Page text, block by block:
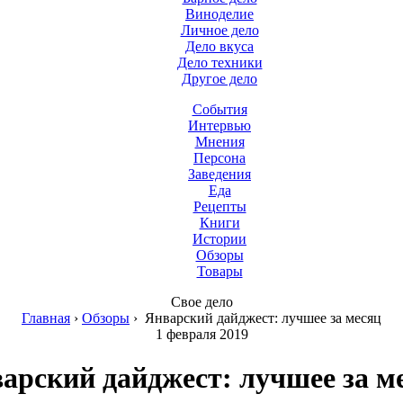
Виноделие
Личное дело
Дело вкуса
Дело техники
Другое дело
События
Интервью
Мнения
Персона
Заведения
Еда
Рецепты
Книги
Истории
Обзоры
Товары
Свое дело
Главная › Обзоры › Январский дайджест: лучшее за месяц
1 февраля 2019
дайджест: лучшее за